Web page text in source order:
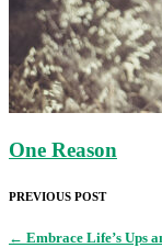
One Reason
PREVIOUS POST
← Embrace Life’s Ups